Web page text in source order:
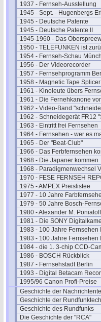
1937 - Fernseh-Ausstellung
1945 - Sept. - Hugenbergs
1945 - Deutsche Patente
1945 - Deutsche Patente II
1945-1960 - Das
1950 - TELEFUNKEN ist
1954 - Fernseh-Schau
1956 - Der Videorecorder
1957 - Fernsehprogramm
1958 - Magnetic Tape Splicer
1961 - Kinoleute übers
1961 - Die Fernehkanone
1962 - Video-Band
1962 - Schneidegerät FR12
1963 - Eintritt frei Fernsehen
1964 - Fernsehen - wer es
1965 - Der "Beat-Club"
1966 - Das Ferbfernsehen
1968 - Die Japaner kommen
1968 - Paradigmenwechsel
1970 - FESE FERNSEH
1975 - AMPEX Preislistee
1977 - 10 Jahre
1979 - 50 Jahre Bosch-
1980 - Alexander M.
1981 - Die SONY
1983 - 100 Jahre Fernsehen I
1983 - 100 Jahre Fernsehen II
1984 - die 1. 3-chip CCD-
1986 - BOSCH Rückblick
1987 - Fernsehstadt Berlin
1993 - Digital Betacam
1995/96 Canon Profi-Preise
Geschichte der
Geschichte der
Geschichte des Rundfunks
Die Geschichte der "RCA"